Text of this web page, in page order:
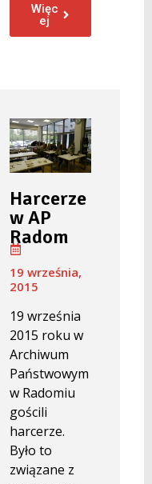
Więc
ej
Harcerze
w AP
Radom
19 września,
2015
19 września
2015 roku w
Archiwum
Państwowym
w Radomiu
gościli
harcerze.
Było to
związane z